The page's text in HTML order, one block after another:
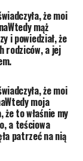
że moi
mąż
i powiedział, że
rodziców, a jej
że moi
moja
że to właśnie my
a teściowa
patrzeć na nią